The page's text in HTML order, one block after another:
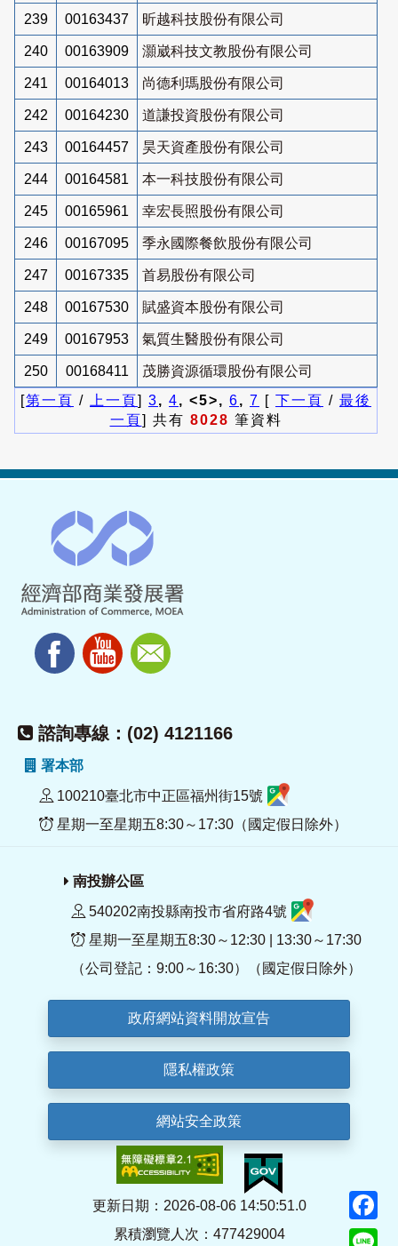
239 00163437 昕越科技股份有限公司
240 00163909 灝崴科技文教股份有限公司
241 00164013 尚德利瑪股份有限公司
242 00164230 道謙投資股份有限公司
243 00164457 昊天資產股份有限公司
244 00164581 本一科技股份有限公司
245 00165961 幸宏長照股份有限公司
246 00167095 季永國際餐飲股份有限公司
247 00167335 首易股份有限公司
248 00167530 賦盛資本股份有限公司
249 00167953 氣質生醫股份有限公司
250 00168411
茂勝資源循環股份有限公司
[第一頁 / 上一頁] 3, 4, <5>, 6, 7 [ 下一頁 / 最後
一頁] 共有 8028 筆資料
諮詢專線：(02) 4121166
署本部
100210臺北市中正區福州街15號
星期一至星期五8:30～17:30（國定假日除外）
南投辦公區
540202南投縣南投市省府路4號
星期一至星期五8:30～12:30 | 13:30～17:30
（公司登記：9:00～16:30）（國定假日除外）
政府網站資料開放宣告
隱私權政策
網站安全政策
更新日期：2026-08-06 14:50:51.0
累積瀏覽人次：477429004